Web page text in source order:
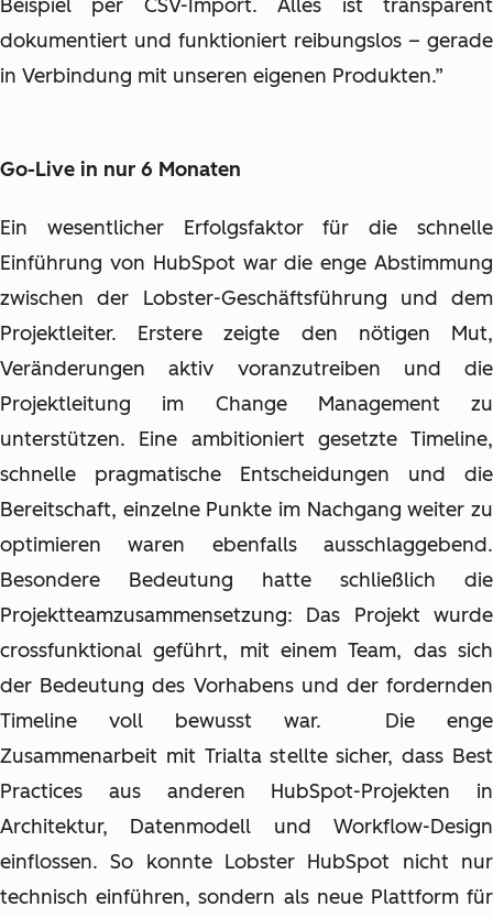
Beispiel per CSV-Import. Alles ist transparent
dokumentiert und funktioniert reibungslos – gerade
in Verbindung mit unseren eigenen Produkten.”
Go-Live in nur 6 Monaten
Ein wesentlicher Erfolgsfaktor für die schnelle
Einführung von HubSpot war die enge Abstimmung
zwischen der Lobster-Geschäftsführung und dem
Projektleiter. Erstere zeigte den nötigen Mut,
Veränderungen aktiv voranzutreiben und die
Projektleitung im Change Management zu
unterstützen. Eine ambitioniert gesetzte Timeline,
schnelle pragmatische Entscheidungen und die
Bereitschaft, einzelne Punkte im Nachgang weiter zu
optimieren waren ebenfalls ausschlaggebend.
Besondere Bedeutung hatte schließlich die
Projektteamzusammensetzung: Das Projekt wurde
crossfunktional geführt, mit einem Team, das sich
der Bedeutung des Vorhabens und der fordernden
Timeline voll bewusst war. Die enge
Zusammenarbeit mit Trialta stellte sicher, dass Best
Practices aus anderen HubSpot-Projekten in
Architektur, Datenmodell und Workflow-Design
einflossen. So konnte Lobster HubSpot nicht nur
technisch einführen, sondern als neue Plattform für